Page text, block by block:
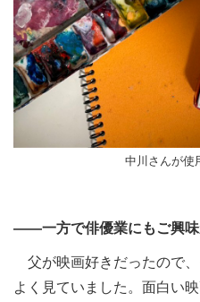
中川さんが使
――一方で俳優業にもご興味
父が映画好きだったので
よく見ていました。面白い